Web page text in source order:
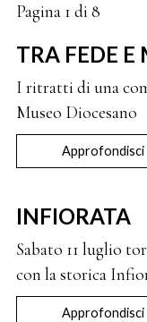
Pagina 1 di 8
TRA FEDE
I ritratti di una
Museo Diocesano
Approfondisci
INFIORATA
Sabato 11 luglio
con la storica
Approfondisci